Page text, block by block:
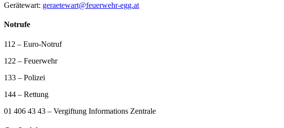
Gerätewart: geraetewart@feuerwehr-egg.at
Notrufe
112 – Euro-Notruf
122 – Feuerwehr
133 – Polizei
144 – Rettung
01 406 43 43 – Vergiftung Informations Zentrale